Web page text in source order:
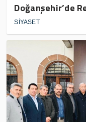
Doğanşehir’de
SİYASET